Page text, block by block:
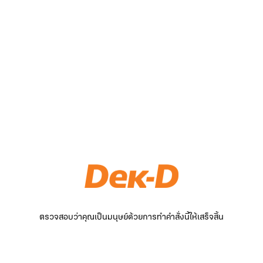
ตรวจสอบว่าคุณเป็นมนุษย์ด้วยการทำคำสั่งนี้ให้เสร็จสิ้น